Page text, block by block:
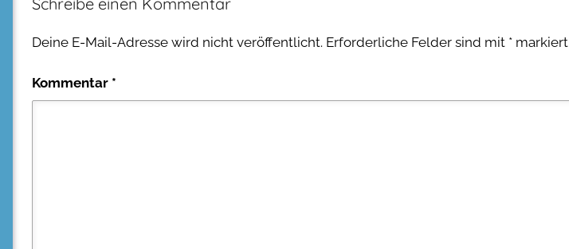
Deine E-Mail-Adresse wird nicht veröffentlicht. Erforderliche Felder sind mit * markiert
Kommentar *